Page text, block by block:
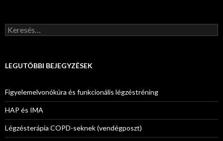
Keresés:
LEGUTÓBBI BEJEGYZÉSEK
Figyelemelvonókúra és funkcionális légzéstréning
HAP és IMA
Légzésterápia COPD-seknek (vendégposzt)